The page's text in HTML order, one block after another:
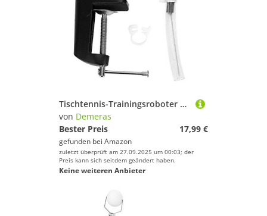
Tischtennis-Trainingsroboter Tischtennis-Balltrainer Professioneller Tischtennis-Trainingsroboter für das Streicheln von Actionübungen
von Demeras
Bester Preis
17,99 €
gefunden bei Amazon
zuletzt überprüft am 27.09.2025 um 00:03; der
Preis kann sich seitdem geändert haben.
Keine weiteren Anbieter